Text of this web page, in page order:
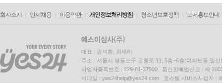
회사소개 인재채용 이용약관 개인정보처리방침 청소년보호정책 도서홍보안내
대표 : 김석환, 최세라
주소 : 서울시 영등포구 은행로 11, 5층~6층(여의도동,일신
사업자등록번호 : 229-81-37000 통신판매업신고 : 제
이메일 : yes24help@yes24.com 호스팅 서비스사업자 :